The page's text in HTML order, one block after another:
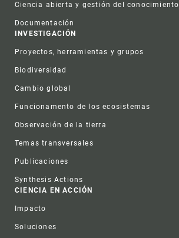
Ciencia abierta y gestión del conocimiento
Documentación
INVESTIGACIÓN
Proyectos, herramientas y grupos
Biodiversidad
Cambio global
Funcionamento de los ecosistemas
Observación de la tierra
Temas transversales
Publicaciones
Synthesis Actions
CIENCIA EN ACCIÓN
Impacto
Soluciones